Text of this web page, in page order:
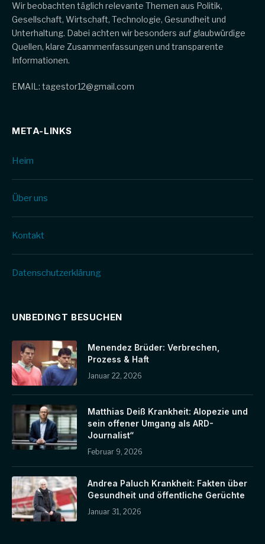
Wir beobachten täglich relevante Themen aus Politik,
Gesellschaft, Wirtschaft, Technologie, Gesundheit und
Unterhaltung. Dabei achten wir besonders auf glaubwürdige
Quellen, klare Zusammenfassungen und transparente
Informationen.
EMAIL: tagestor12@gmail.com
META-LINKS
Heim
Über uns
Kontakt
Datenschutz­erklärung
UNBEDINGT BESUCHEN
Menendez Brüder: Verbrechen,
Prozess & Haft
Januar 22, 2026
Matthias Deiß Krankheit: Alopezie und
sein offener Umgang als ARD-
Journalist“
Februar 9, 2026
Andrea Paluch Krankheit: Fakten über
Gesundheit und öffentliche Gerüchte
Januar 31, 2026